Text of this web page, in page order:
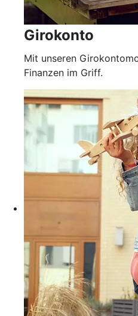
Girokonto
Mit unseren
Finanzen im Griff.